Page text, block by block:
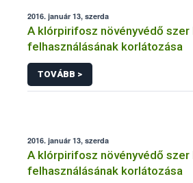
2016. január 13, szerda
A klórpirifosz növényvédő szer
felhasználásának korlátozása
TOVÁBB >
2016. január 13, szerda
A klórpirifosz növényvédő szer
felhasználásának korlátozása